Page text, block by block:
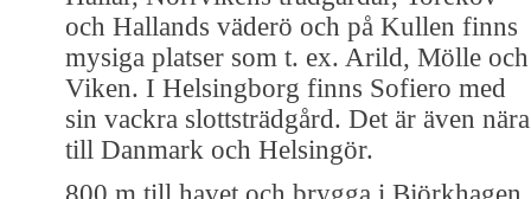
och Hallands väderö och på Kullen finns
mysiga platser som t. ex. Arild, Mölle och
Viken. I Helsingborg finns Sofiero med
sin vackra slottsträdgård. Det är även nära
till Danmark och Helsingör.